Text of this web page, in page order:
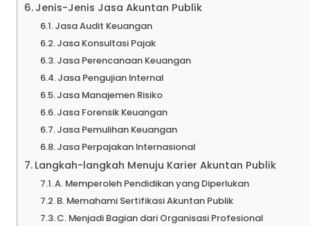
Jenis-Jenis Jasa Akuntan Publik
Jasa Audit Keuangan
Jasa Konsultasi Pajak
Jasa Perencanaan Keuangan
Jasa Pengujian Internal
Jasa Manajemen Risiko
Jasa Forensik Keuangan
Jasa Pemulihan Keuangan
Jasa Perpajakan Internasional
Langkah-langkah Menuju Karier Akuntan Publik
A. Memperoleh Pendidikan yang Diperlukan
B. Memahami Sertifikasi Akuntan Publik
C. Menjadi Bagian dari Organisasi Profesional